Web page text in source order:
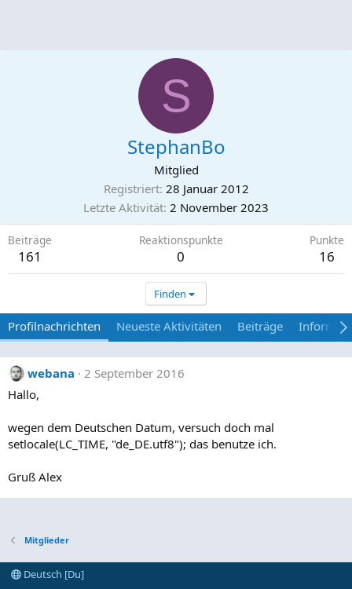
S
StephanBo
Mitglied
Registriert 28 Januar 2012
Letzte Aktivität 2 November 2023
Beiträge
161
Reaktionspunkte
0
Punkte
16
Finden
Profilnachrichten Neueste Aktivitäten Beiträge
webana
2 September 2016
Hallo,
wegen dem Deutschen Datum, versuch doch mal
setlocale(LC_TIME, "de_DE.utf8"); das benutze ich.
Gruß Alex
Mitglieder
Deutsch [Du]